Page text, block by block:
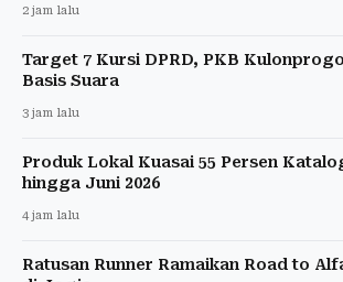
2 jam lalu
Target 7 Kursi DPRD, PKB
Basis Suara
3 jam lalu
Produk Lokal Kuasai 55 Persen
hingga Juni 2026
4 jam lalu
Ratusan Runner Ramaikan Road to